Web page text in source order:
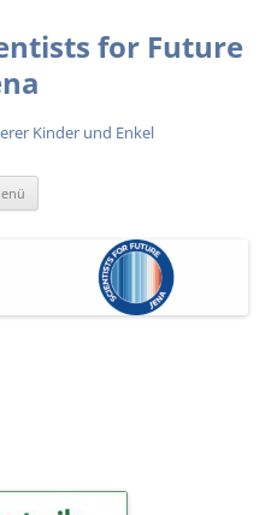
for Future
Kinder und Enkel